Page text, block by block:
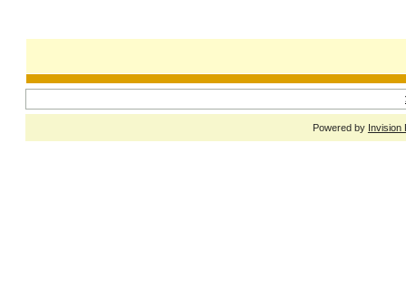
Powered by Invision